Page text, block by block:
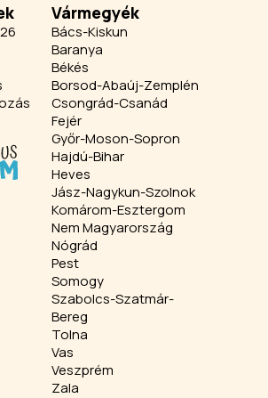
Vármegyék
Bács-Kiskun
Baranya
Békés
Borsod-Abaúj-Zemplén
Csongrád-Csanád
Fejér
Győr-Moson-Sopron
Hajdú-Bihar
Heves
Jász-Nagykun-Szolnok
Komárom-Esztergom
Nem Magyarország
Nógrád
Pest
Somogy
Szabolcs-Szatmár-
Bereg
Tolna
Vas
Veszprém
Zala